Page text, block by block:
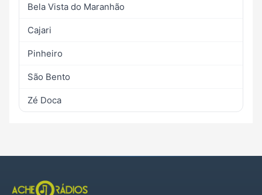
Bela Vista do Maranhão
Cajari
Pinheiro
São Bento
Zé Doca